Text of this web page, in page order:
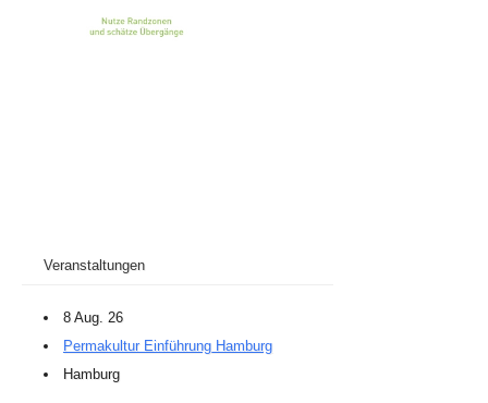
Veranstaltungen
8 Aug. 26
Permakultur Einführung Hamburg
Hamburg